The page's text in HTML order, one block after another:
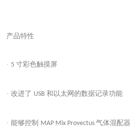
产品特性
· 5寸彩色触摸屏
· 改进了 USB和以太网的数据记录功能
· 能够控制 MAP Mix Provectus气体混配器